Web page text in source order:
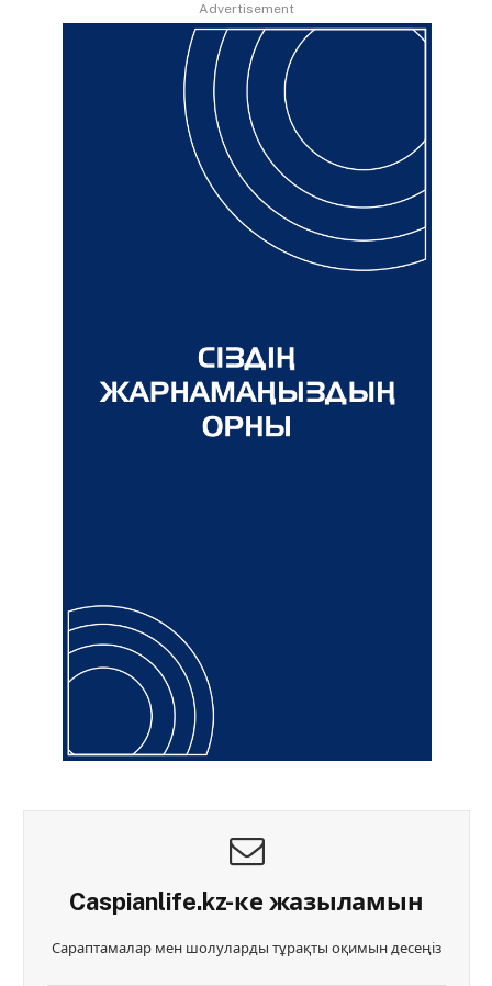
Advertisement
Caspianlife.kz-ке жазыламын
Сараптамалар мен шолуларды тұрақты оқимын десеңіз